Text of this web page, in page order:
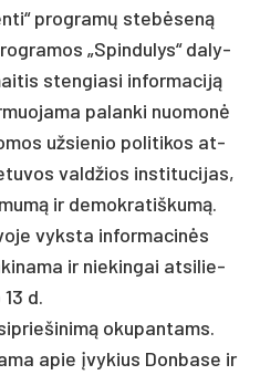
pro­gramų stebė­seną
„Spin­du­lys“ da­ly­
sten­gia­si in­for­ma­ciją
pa­lan­ki nuo­monė
už­sie­nio po­li­ti­kos at­
vald­žios ins­ti­tu­ci­jas,
ir de­mok­ra­tiš­kumą.
vyks­ta in­for­ma­cinės
ir nie­kin­gai at­si­lie­
d.
oku­pan­tams.
apie įvy­kius Don­ba­se ir